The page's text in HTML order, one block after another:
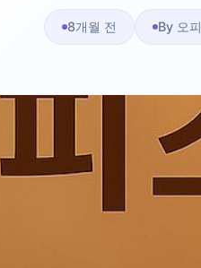
8개월 전 By 오